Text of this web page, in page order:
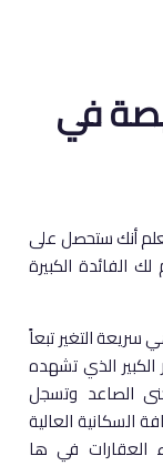
في
أنك ستحصل على
الفائدة الكبيرة
سريعة التغير تبعاً
الذي تشهده
الصاعد وتسجل
السكانية العالية
العقارات في ها